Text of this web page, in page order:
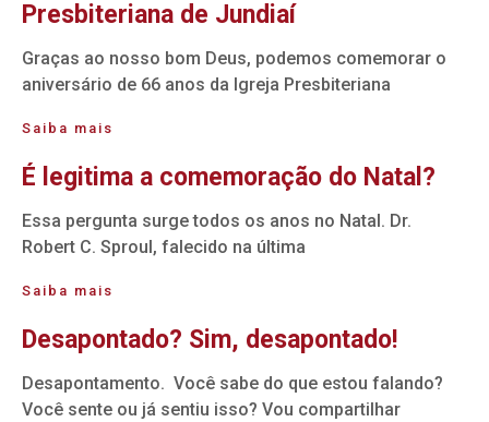
Presbiteriana de Jundiaí
Graças ao nosso bom Deus, podemos comemorar o
aniversário de 66 anos da Igreja Presbiteriana
Saiba mais
É legitima a comemoração do Natal?
Essa pergunta surge todos os anos no Natal. Dr.
Robert C. Sproul, falecido na última
Saiba mais
Desapontado? Sim, desapontado!
Desapontamento. Você sabe do que estou falando?
Você sente ou já sentiu isso? Vou compartilhar